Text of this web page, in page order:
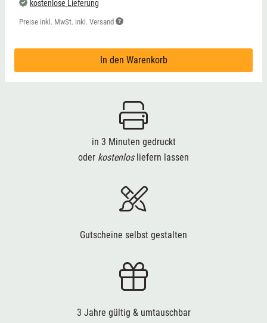
kostenlose Lieferung
Preise inkl. MwSt. inkl. Versand
In den Warenkorb
in 3 Minuten gedruckt
oder kostenlosliefern lassen
Gutscheine selbst gestalten
3 Jahre gültig & umtauschbar